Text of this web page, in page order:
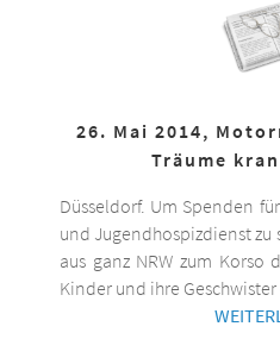
26. Mai 2014,
Träume
Düsseldorf. Um Spenden
und Jugendhospizdienst zu
aus ganz NRW zum Korso
Kinder und ihre